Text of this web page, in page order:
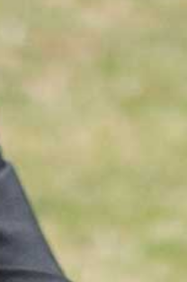
STARTERS
JOUW VERHAAL
SELECTIEPROCEDURE
JOUW TOEKOMST